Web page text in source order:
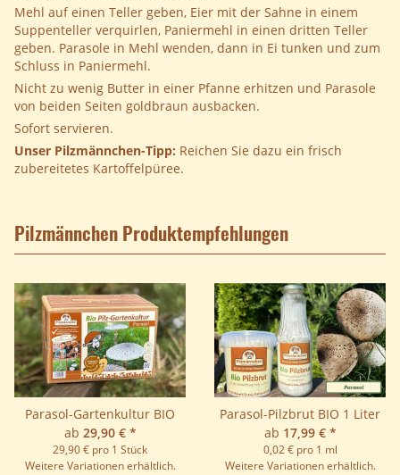
Mehl auf einen Teller geben, Eier mit der Sahne in einem
Suppenteller verquirlen, Paniermehl in einen dritten Teller
geben. Parasole in Mehl wenden, dann in Ei tunken und zum
Schluss in Paniermehl.
Nicht zu wenig Butter in einer Pfanne erhitzen und Parasole
von beiden Seiten goldbraun ausbacken.
Sofort servieren.
Unser Pilzmännchen-Tipp: Reichen Sie dazu ein frisch
zubereitetes Kartoffelpüree.
Pilzmännchen Produktempfehlungen
Parasol-Gartenkultur BIO
ab 29,90 € *
29,90 € pro 1 Stück
Weitere Variationen erhältlich.
Parasol-Pilzbrut BIO 1 Liter
ab 17,99 € *
0,02 € pro 1 ml
Weitere Variationen erhältlich.